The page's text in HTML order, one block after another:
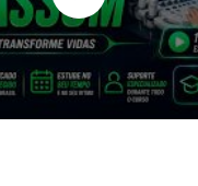
estudante que obtiver